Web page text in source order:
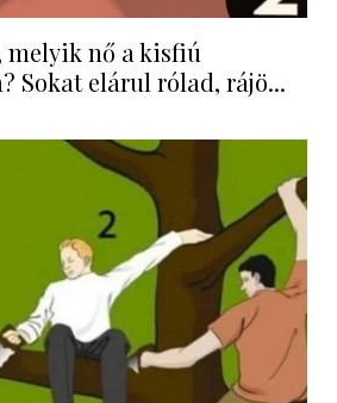
nő a kisfiú
Sokat elárul rólad, rájö...